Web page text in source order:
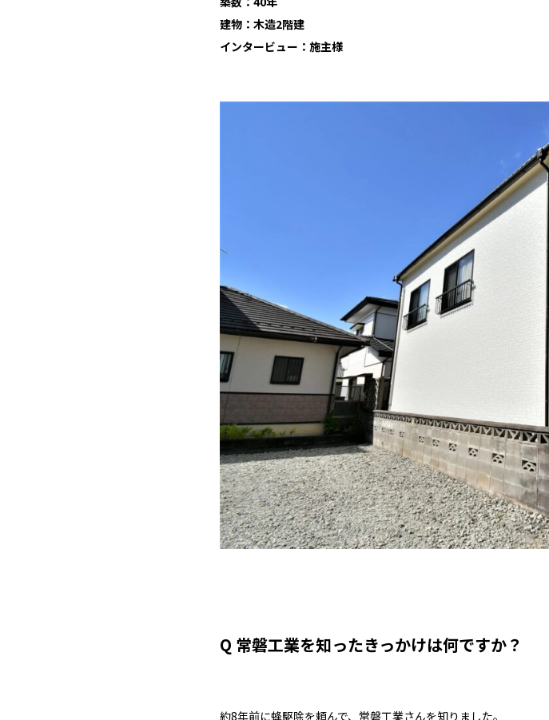
​建物：木造2階建
​インタービュー：施主様
Q 常磐工業を知ったきっかけは何ですか？
約8年前に蜂駆除を頼んで、常磐工業さんを知りました。